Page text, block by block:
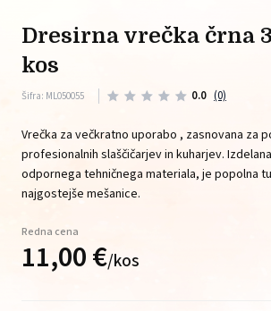
dresirna vrečka črna 31x56cm 1
kos
Šifra: ML050055 0.0 (0)
Vrečka za večkratno uporabo , zasnovana za
profesionalnih slaščičarjev in kuharjev.
odpornega tehničnega materiala, je popolna
najgostejše mešanice.
Redna cena
11,00€/kos